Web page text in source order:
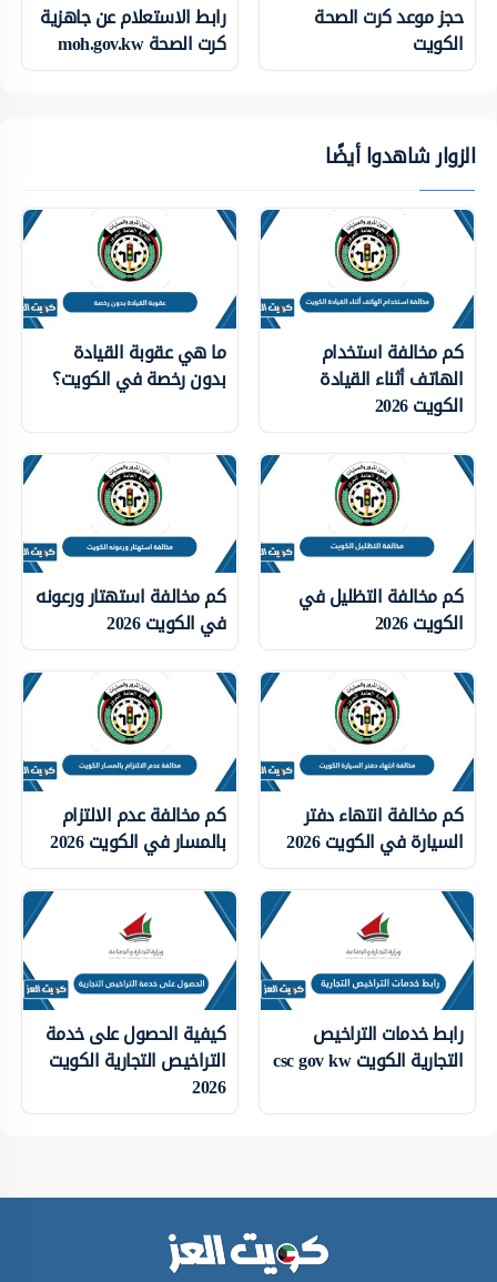
حجز موعد كرت الصحة
الكويت
رابط الاستعلام عن جاهزية
كرت الصحة moh.gov.kw
الزوار شاهدوا أيضًا
كم مخالفة استخدام
الهاتف أثناء القيادة
الكويت 2026
ما هي عقوبة القيادة
بدون رخصة في الكويت؟
كم مخالفة التظليل في
الكويت 2026
كم مخالفة استهتار ورعونه
في الكويت 2026
كم مخالفة انتهاء دفتر
السيارة في الكويت 2026
كم مخالفة عدم الالتزام
بالمسار في الكويت 2026
رابط خدمات التراخيص
التجارية الكويت csc gov kw
كيفية الحصول على خدمة
التراخيص التجارية الكويت
2026